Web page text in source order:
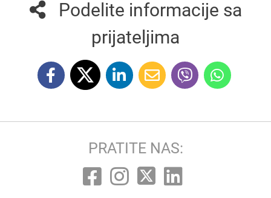
Podelite informacije sa
prijateljima
PRATITE NAS: